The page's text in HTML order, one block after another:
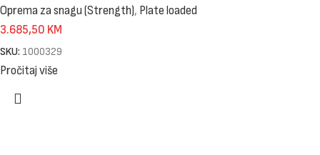
Oprema za snagu (Strength), Plate loaded
3.685,50 KM
SKU: 1000329
Pročitaj više